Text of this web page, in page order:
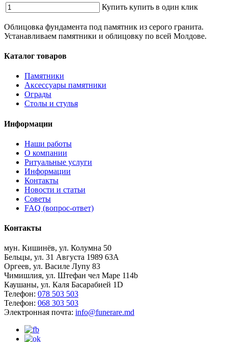
Купить купить в один клик
Облицовка фундамента под памятник из серого гранита.
Устанавливаем памятники и облицовку по всей Молдове.
Каталог товаров
Памятники
Аксессуары памятники
Ограды
Столы и стулья
Информации
Наши работы
О компании
Ритуальные услуги
Информации
Контакты
Новости и статьи
Советы
FAQ (вопрос-ответ)
Контакты
мун. Кишинёв, ул. Колумна 50
Бельцы, ул. 31 Августа 1989 63А
Оргеев, ул. Василе Лупу 83
Чимишлия, ул. Штефан чел Маре 114b
Каушаны, ул. Каля Басарабией 1D
Телефон: 078 503 503
Телефон: 068 303 503
Электронная почта: info@funerare.md